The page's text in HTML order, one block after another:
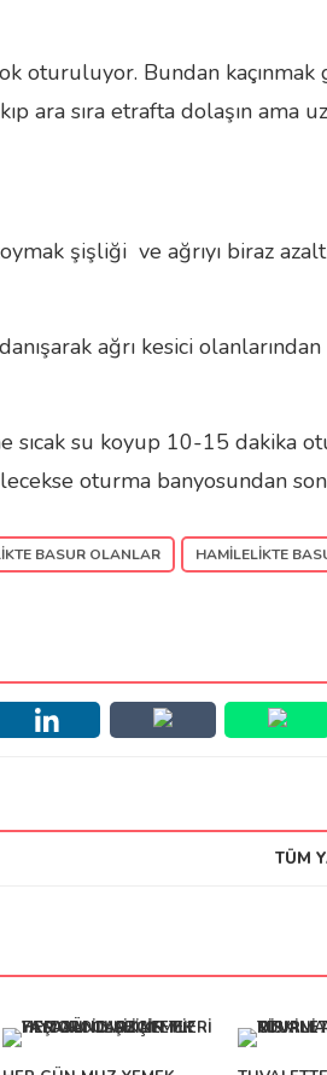
oturuluyor. Bundan kaçınmak
ara sıra etrafta dolaşın ama
şişliği ve ağrıyı biraz
ağrı kesici olanlarından
sıcak su koyup 10-15 dakika
oturma banyosundan
BASUR OLANLAR HAMILELIKTE
TÜM